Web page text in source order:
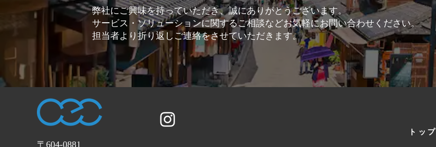
弊社にご興味を持っていただき、誠にありがとうございます。
サービス・ソリューションに関するご相談などお気軽にお問い合わせください。
担当者より折り返しご連絡をさせていただきます。
〒604-0881
トップ